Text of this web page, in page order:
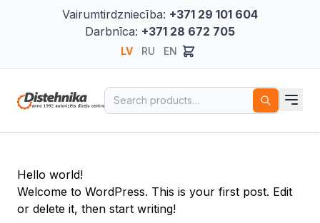
Vairumtirdzniecība: +371 29 101 604
Darbnīca: +371 28 672 705
LV RU EN
Search for:
Hello world!
Welcome to WordPress. This is your first post. Edit
or delete it, then start writing!